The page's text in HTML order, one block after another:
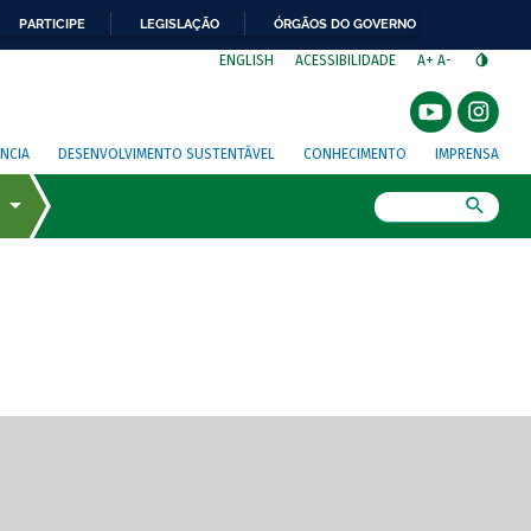
PARTICIPE LEGISLAÇÃO ÓRGÃOS DO GOVERNO
ENGLISH ACESSIBILIDADE A+ A-
DESENVOLVIMENTO SUSTENTÁVEL CONHECIMENTO IMPRENSA
de tela